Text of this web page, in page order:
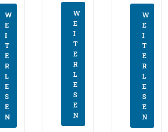
W
E
I
T
E
R
L
E
S
E
N
W
E
I
T
E
R
L
E
S
E
N
W
E
I
T
E
R
L
E
S
E
N